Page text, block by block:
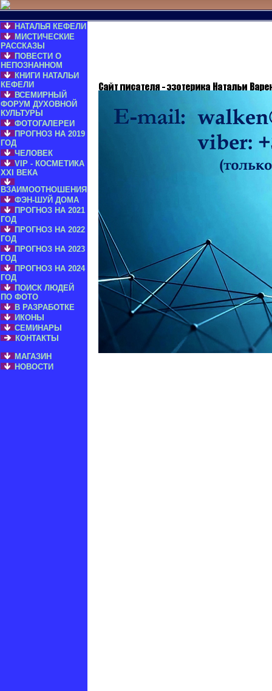
НАТАЛЬЯ КЕФЕЛИ
МИСТИЧЕСКИЕ
РАССКАЗЫ
ПОВЕСТИ О
НЕПОЗНАННОМ
КНИГИ НАТАЛЬИ
КЕФЕЛИ
ВСЕМИРНЫЙ
ФОРУМ ДУХОВНОЙ
КУЛЬТУРЫ
ФОТОГАЛЕРЕИ
ПРОГНОЗ НА 2019
ГОД
ЧЕЛОВЕК
VIP - КОСМЕТИКА
XXI ВЕКА
ВЗАИМООТНОШЕНИЯ
ФЭН-ШУЙ ДОМА
ПРОГНОЗ НА 2021
ГОД
ПРОГНОЗ НА 2022
ГОД
ПРОГНОЗ НА 2023
ГОД
ПРОГНОЗ НА 2024
ГОД
ПОИСК ЛЮДЕЙ
ПО ФОТО
В РАЗРАБОТКЕ
ИКОНЫ
СЕМИНАРЫ
КОНТАКТЫ
МАГАЗИН
НОВОСТИ